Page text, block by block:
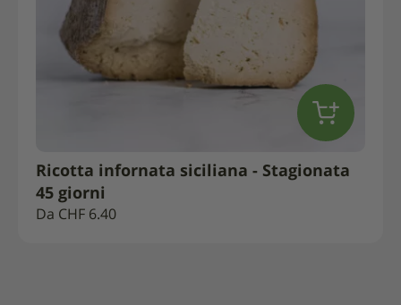
Ricotta infornata siciliana - Stagionata
45 giorni
Da CHF 6.40